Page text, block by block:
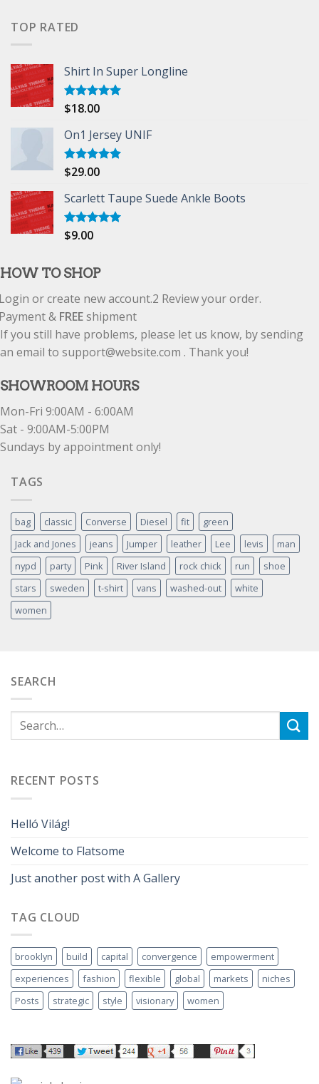
TOP RATED
Shirt In Super Longline
Rated5.00
$18.00
On1 Jersey UNIF
Rated5.00
$29.00
Scarlett Taupe Suede Ankle Boots
Rated
$9.00
HOW TO SHOP
or create new account.2 Review your order.
& FREEshipment
If you still have problems, please let us know, by sending
an email to support@website.com . Thank you!
SHOWROOM HOURS
Mon-Fri 9:00AM - 6:00AM
Sat - 9:00AM-5:00PM
Sundays by appointment only!
TAGS
bag classic Converse Diesel fit
green
Jack and Jones
jeans Jumper leather Lee levis
man
nypd
party Pink River Island rock chick run
shoe
stars
sweden t-shirt vans washed-out
white
women
SEARCH
RECENT POSTS
Helló Világ!
Welcome to Flatsome
Just another post with A Gallery
TAG CLOUD
brooklyn build capital convergence
empowerment
experiences
fashion flexible global markets
niches
Posts
strategic style visionary women